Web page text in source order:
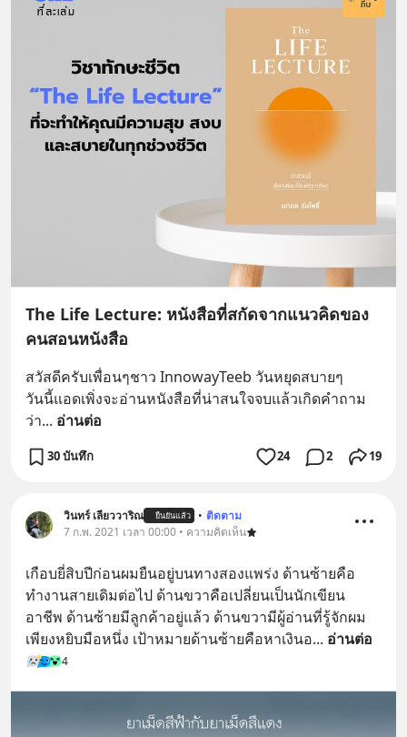
The Life Lecture: หนังสือที่สกัดจากแนวคิดของ
คนสอนหนังสือ
สวัสดีครับเพื่อนๆชาว InnowayTeeb วันหยุดสบายๆ
วันนี้แอดเพิ่งจะอ่านหนังสือที่น่าสนใจจบแล้วเกิดคำถาม
ว่า... อ่านต่อ
30 บันทึก 24 2 19
วินทร์ เลียววาริณ ยืนยันแล้ว • ติดตาม
7 ก.พ. 2021 เวลา 00:00 • ความคิดเห็น
เกือบยี่สิบปีก่อนผมยืนอยู่บนทางสองแพร่ง ด้านซ้ายคือ
ทำงานสายเดิมต่อไป ด้านขวาคือเปลี่ยนเป็นนักเขียน
อาชีพ ด้านซ้ายมีลูกค้าอยู่แล้ว ด้านขวามีผู้อ่านที่รู้จักผม
เพียงหยิบมือหนึ่ง เป้าหมายด้านซ้ายคือหาเงินอ... อ่านต่อ
4